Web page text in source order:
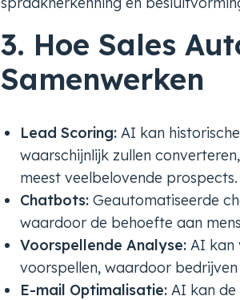
3. Hoe Sales
Samenwerken
Lead Scoring: AI kan
waarschijnlijk zullen
meest veelbelovende prospects.
Chatbots: Geautomatiseerde
waardoor de behoefte aan
Voorspellende Analyse: AI kan
voorspellen, waardoor
E-mail Optimalisatie: AI kan de